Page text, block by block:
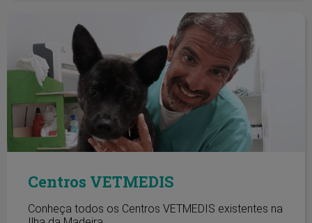
Centros VETMEDIS
Conheça todos os Centros VETMEDIS existentes na